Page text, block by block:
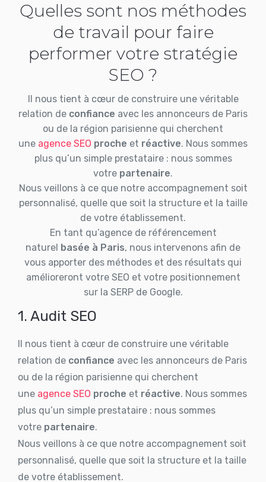
Quelles sont nos méthodes
de travail pour faire
performer votre stratégie
SEO ?
Il nous tient à cœur de construire une véritable
relation de confiance avec les annonceurs de Paris
ou de la région parisienne qui cherchent
une agence SEO proche et réactive. Nous sommes
plus qu’un simple prestataire : nous sommes
votre partenaire.
Nous veillons à ce que notre accompagnement soit
personnalisé, quelle que soit la structure et la taille
de votre établissement.
En tant qu’agence de référencement
naturel basée à Paris, nous intervenons afin de
vous apporter des méthodes et des résultats qui
amélioreront votre SEO et votre positionnement
sur la SERP de Google.
1. Audit SEO
Il nous tient à cœur de construire une véritable
relation de confiance avec les annonceurs de Paris
ou de la région parisienne qui cherchent
une agence SEO proche et réactive. Nous sommes
plus qu’un simple prestataire : nous sommes
votre partenaire.
Nous veillons à ce que notre accompagnement soit
personnalisé, quelle que soit la structure et la taille
de votre établissement.